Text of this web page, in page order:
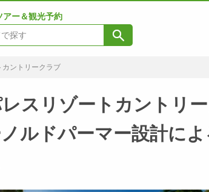
アー＆観光予約
カントリークラブ
スリゾートカントリ
ノルドパーマー設計に